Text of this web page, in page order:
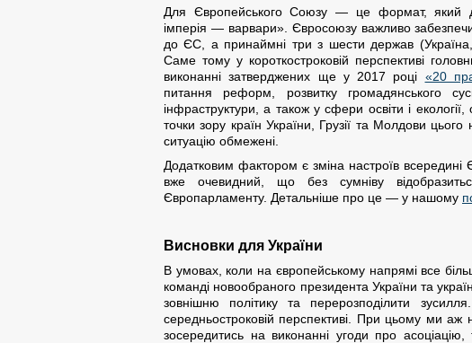
Для Європейського Союзу — це формат, який
імперія — варвари». Євросоюзу важливо
до ЄС, а принаймні три з шести держав (Україна,
Саме тому у короткостроковій перспективі
виконанні затверджених ще у 2017 році «20
питання реформ, розвитку громадянського
інфраструктури, а також у сфери освіти і
точки зору країн України, Грузії та Молдови
ситуацію обмежені.
Додатковим фактором є зміна настроїв всередині
вже очевидний, що без сумніву
Європарламенту. Детальніше про це — у нашому
Висновки для України
В умовах, коли на європейському напрямі все
команді новообраного президента України та
зовнішню політику та перерозподілити
середньостроковій перспективі. При цьому ми
зосередитись на виконанні угоди про